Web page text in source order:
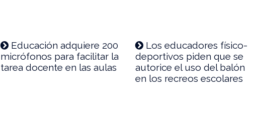
Educación adquiere 200
micrófonos para facilitar la
tarea docente en las aulas
Los educadores físico-
deportivos piden que se
autorice el uso del balón
en los recreos escolares